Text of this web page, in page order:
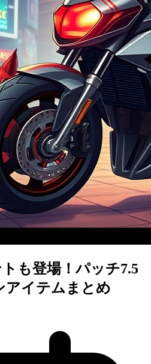
も登場！パッチ7.5
アイテムまとめ